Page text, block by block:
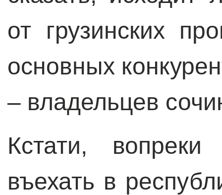
от грузинских
основных
– владельцев
Кстати,
въехать в